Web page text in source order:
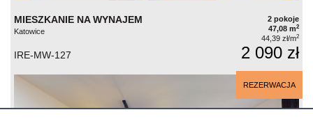
MIESZKANIE NA WYNAJEM
Katowice
2 pokoje
47,08 m2
44,39 zł/m2
IRE-MW-127 2 090 zł
REZERWACJA